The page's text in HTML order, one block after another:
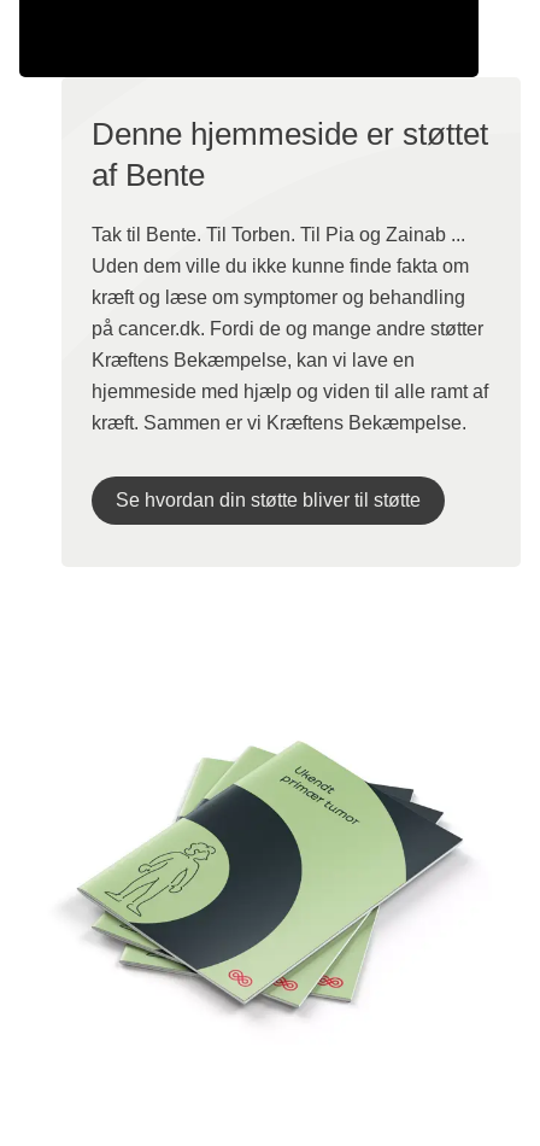
Denne hjemmeside er støttet
af Bente
Tak til Bente. Til Torben. Til Pia og Zainab ...
Uden dem ville du ikke kunne finde fakta om
kræft og læse om symptomer og behandling
på cancer.dk. Fordi de og mange andre støtter
Kræftens Bekæmpelse, kan vi lave en
hjemmeside med hjælp og viden til alle ramt af
kræft. Sammen er vi Kræftens Bekæmpelse.
Se hvordan din støtte bliver til støtte